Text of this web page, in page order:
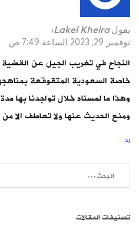
يقول Lakel Kheira
:
نوفمبر 29, 2023 الساعة 7:49 ص
النجاح في تغريب الجيل عن
خاصة السعودية المتقوقعة
وهذا ما لمسناه خلال تواجدنا بها
ومنع الحديث عنها ولا تعاطف الا
رد
تصنيفات المقالات